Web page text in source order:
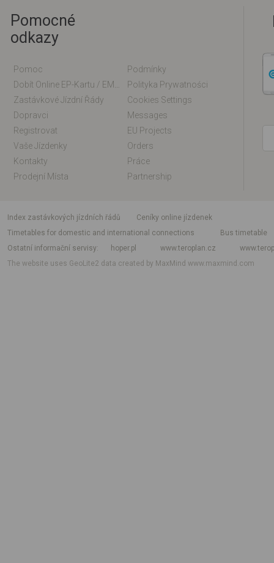
Pomocné
odkazy
Pomoc
Podmínky
Polityka Prywatności
Zastávkové Jízdní Řády
Cookies Settings
Dopravci
Messages
Registrovat
EU Projects
Vaše Jízdenky
Orders
Kontakty
Práce
Prodejní Místa
Partnership
index zastávkových jízdních řádů
Ceníky online jízdenek
Timetables for domestic and international connections
Bus timetable
Ostatní informační servisy
hoper.pl www.teroplan.cz
The website uses GeoLite2 data created by MaxMindwww.maxmind.com